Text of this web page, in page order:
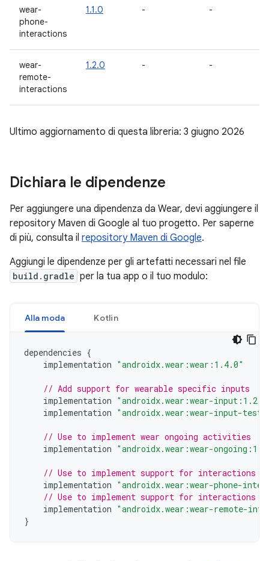
wear-
phone-
interactions
1.1.0 - -
wear-
remote-
interactions
1.2.0 - -
Ultimo aggiornamento di questa libreria: 3 giugno 2026
Dichiara le dipendenze
Per aggiungere una dipendenza da Wear, devi aggiungere il
repository Maven di Google al tuo progetto. Per saperne
di più, consulta il repository Maven di Google.
Aggiungi le dipendenze per gli artefatti necessari nel file
build.gradle per la tua app o il tuo modulo:
Alla moda Kotlin
dependencies {
implementation "androidx.wear:wear:1.4.0"
// Add support for wearable specific inputs
implementation "androidx.wear:wear-
implementation "androidx.wear:wear-input-
// Use to implement wear ongoing activities
implementation "androidx.wear:wear-
// Use to implement support for interactions
implementation "androidx.wear:wear-phone-
// Use to implement support for interactions
implementation "androidx.wear:wear-remote-
}